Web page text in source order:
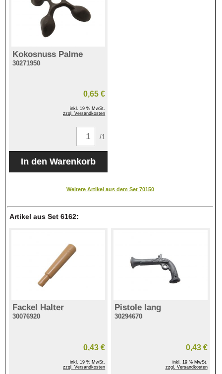
Kokosnuss Palme
30271950
0,65 €
inkl. 19 % MwSt.
zzgl. Versandkosten
/1
Weitere Artikel aus dem Set 70150
Artikel aus Set 6162:
Fackel Halter
30076920
0,43 €
inkl. 19 % MwSt.
zzgl. Versandkosten
Pistole lang
30294670
0,43 €
inkl. 19 % MwSt.
zzgl. Versandkosten